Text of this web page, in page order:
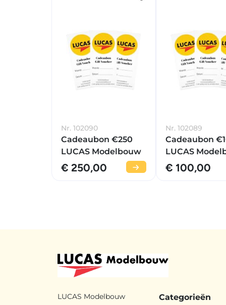
Nr. 102090
Cadeaubon €250
LUCAS Modelbouw
€ 250,00
Nr. 102089
Cadeaubon
LUCAS
€ 100,00
LUCAS Modelbouw
Categorieën